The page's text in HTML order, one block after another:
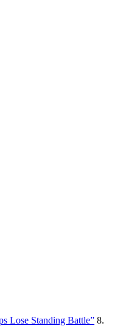
Lose Standing Battle” 8.